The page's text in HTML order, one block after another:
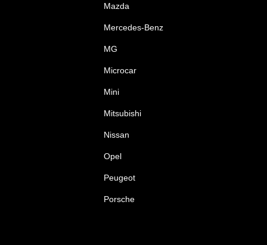
Mazda
Mercedes-Benz
MG
Microcar
Mini
Mitsubishi
Nissan
Opel
Peugeot
Porsche